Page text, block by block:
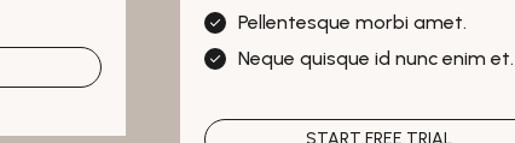
Pellentesque morbi amet.
Neque quisque id nunc enim et.